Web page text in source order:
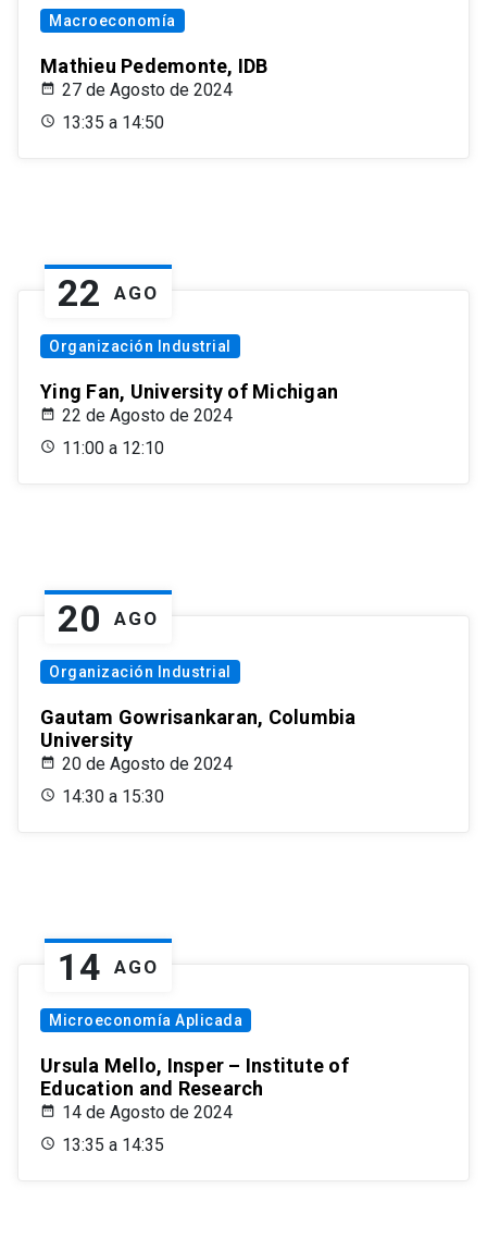
Macroeconomía
Mathieu Pedemonte, IDB
27 de Agosto de 2024
13:35 a 14:50
22 AGO
Organización Industrial
Ying Fan, University of Michigan
22 de Agosto de 2024
11:00 a 12:10
20 AGO
Organización Industrial
Gautam Gowrisankaran, Columbia
University
20 de Agosto de 2024
14:30 a 15:30
14 AGO
Microeconomía Aplicada
Ursula Mello, Insper – Institute of
Education and Research
14 de Agosto de 2024
13:35 a 14:35